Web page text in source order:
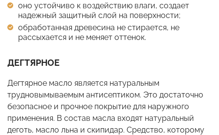
оно устойчиво к воздействию влаги, создает
надежный защитный слой на поверхности;
обработанная древесина не стирается, не
рассыхается и не меняет оттенок.
ДЕГТЯРНОЕ
Дегтярное масло является натуральным
трудновымываемым антисептиком. Это достаточно
безопасное и прочное покрытие для наружного
применения. В состав масла входят натуральный
деготь, масло льна и скипидар. Средство, которому